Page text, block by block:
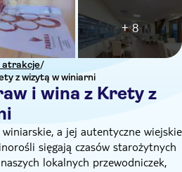
atrakcje/
z wizytą w winiarni
i wina z Krety z
+ 8
a jej autentyczne wiejskie
sięgają czasów starożytnych
lokalnych przewodniczek,